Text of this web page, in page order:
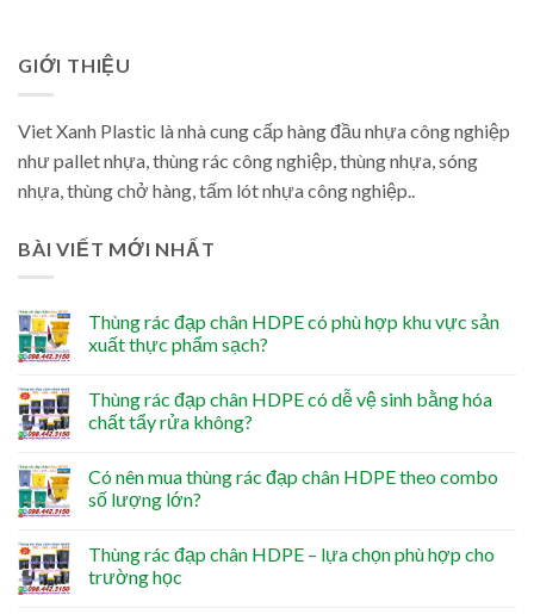
GIỚI THIỆU
Viet Xanh Plastic là nhà cung cấp hàng đầu nhựa công nghiệp
như pallet nhựa, thùng rác công nghiệp, thùng nhựa, sóng
nhựa, thùng chở hàng, tấm lót nhựa công nghiệp..
BÀI VIẾT MỚI NHẤT
Thùng rác đạp chân HDPE có phù hợp khu vực sản
xuất thực phẩm sạch?
Thùng rác đạp chân HDPE có dễ vệ sinh bằng hóa
chất tẩy rửa không?
Có nên mua thùng rác đạp chân HDPE theo combo
số lượng lớn?
Thùng rác đạp chân HDPE – lựa chọn phù hợp cho
trường học